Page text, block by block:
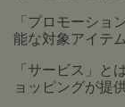
「プロモーショ
能な対象アイテ
「サービス」と
ョッピングが提